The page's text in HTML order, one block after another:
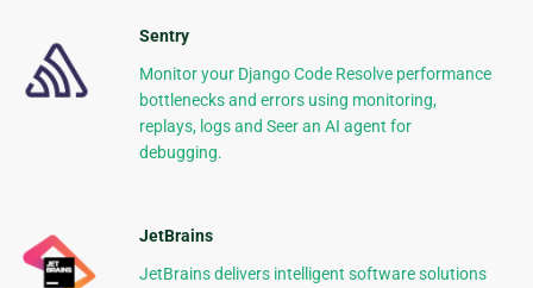
Sentry
Monitor your Django Code Resolve performance
bottlenecks and errors using monitoring,
replays, logs and Seer an AI agent for
debugging.
JetBrains
JetBrains delivers intelligent software solutions